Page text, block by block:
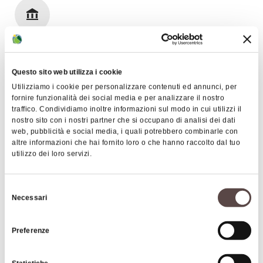
Questo sito web utilizza i cookie
Utilizziamo i cookie per personalizzare contenuti ed annunci, per
fornire funzionalità dei social media e per analizzare il nostro
traffico. Condividiamo inoltre informazioni sul modo in cui utilizzi il
nostro sito con i nostri partner che si occupano di analisi dei dati
web, pubblicità e social media, i quali potrebbero combinarle con
altre informazioni che hai fornito loro o che hanno raccolto dal tuo
utilizzo dei loro servizi.
delNecessari
Preferenze
Marc'Antonio Chiarini con episodi e protagonisti
della mitologia classica.
Oltre alle due camere decorate intorno alla metà
Orlandi, una menzione merita anche la quadreria
ritraente una serie di soggetti esotici che
rispecchiano gli interessi coltivati dai padrono di
casa nella loro biblioteca. All'ultimo piano
cosiddetto "delle ringhiere" fu attivo tra il 1770 e il
1780 circa Giuseppe Valiani, al piano terra le
figlio Gaetano; si trovano qui conservate una bella
ballo e una camera di rovine, esempio unico in
Una curiosità: le scale del
Arte e Cultura
Dettagli
Servizi
Capienza sala principale:
presente - servizio catering permanente